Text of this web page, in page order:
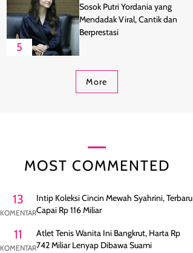
5
Sosok Putri Yordania yang
Mendadak Viral, Cantik dan
Berprestasi
More
MOST COMMENTED
13
KOMENTAR
Intip Koleksi Cincin Mewah Syahrini, Terbaru
Capai Rp 116 Miliar
11
KOMENTAR
Atlet Tenis Wanita Ini Bangkrut, Harta Rp
742 Miliar Lenyap Dibawa Suami